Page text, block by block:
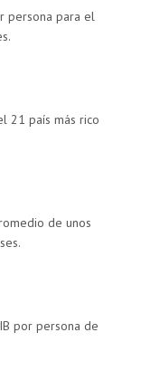
persona para el
21 país más rico
de unos
por persona de